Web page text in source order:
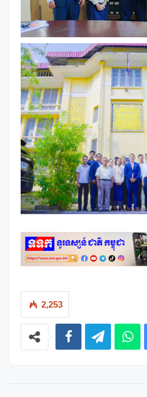
2,253